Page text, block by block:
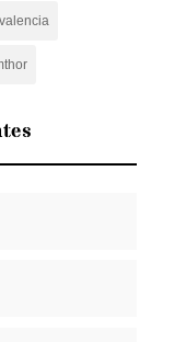
valencia